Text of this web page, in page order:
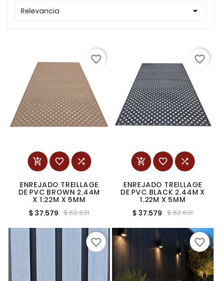
Relevancia 
  
ENREJADO TREILLAGE
DE PVC BROWN 2.44M
X 1.22M X 5MM
$ 37.579 $ 62.631
favorite_border
  
ENREJADO TREILLAGE
DE PVC BLACK 2.44M X
1.22M X 5MM
$ 37.579 $ 62.631
favorite_border
favorite_border favorite_border